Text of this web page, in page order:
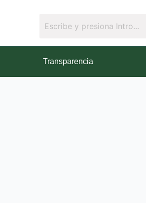
Transparencia